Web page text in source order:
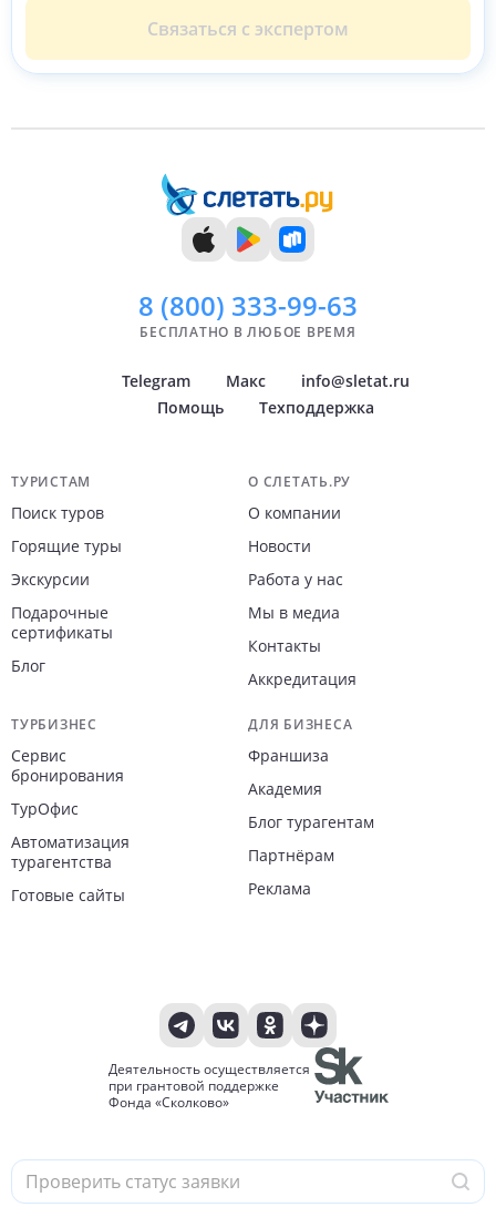
Связаться с экспертом
8 (800) 333-99-63
БЕСПЛАТНО В ЛЮБОЕ ВРЕМЯ
Telegram Макс
info@sletat.ru
Помощь
Техподдержка
Навигация по сайту
ТУРИСТАМ
Поиск туров
Горящие туры
Экскурсии
Подарочные
сертификаты
Блог
О СЛЕТАТЬ.РУ
О компании
Новости
Работа у нас
Мы в медиа
Контакты
Аккредитация
ТУРБИЗНЕС
Сервис
бронирования
ТурОфис
Автоматизация
турагентства
Готовые сайты
ДЛЯ БИЗНЕСА
Франшиза
Академия
Блог турагентам
Партнёрам
Реклама
Деятельность осуществляется
при грантовой поддержке
Фонда «Сколково»